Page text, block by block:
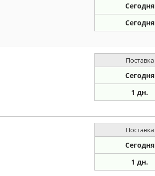
Сегодня
Сегодня
Поставка
Сегодня
1 дн.
Поставка
Сегодня
1 дн.